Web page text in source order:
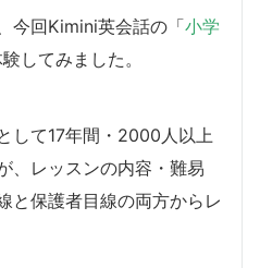
今回Kimini英会話の「小学
してみました。
して17年間・2000人以上
、レッスンの内容・難易
と保護者目線の両方からレ